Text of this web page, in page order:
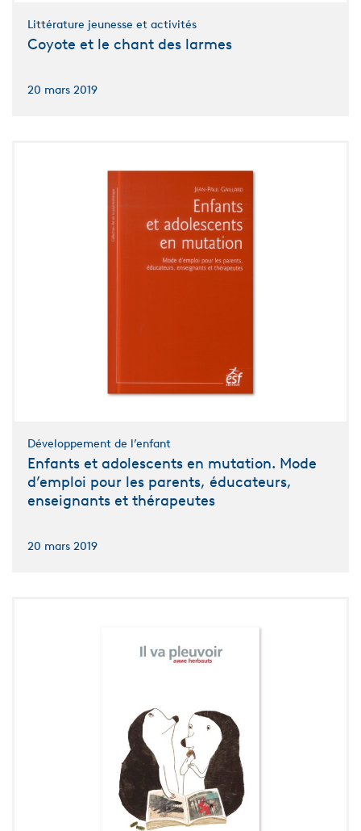
Littérature jeunesse et activités
Coyote et le chant des larmes
20 mars 2019
Développement de l’enfant
Enfants et adolescents en mutation. Mode
d’emploi pour les parents, éducateurs,
enseignants et thérapeutes
20 mars 2019